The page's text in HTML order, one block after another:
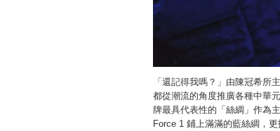
「還記得我嗎？」由陳冠希所
都從潮流的角度推廣各種中華
牌最具代表性的「絲綢」作為
Force 1 鋪上滿滿的藍絲綢，